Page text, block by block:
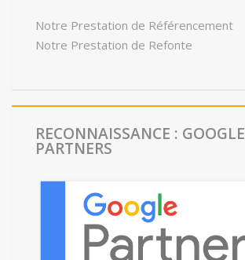
Notre Prestation de Référencement
Notre Prestation de Refonte
RECONNAISSANCE : GOOGLE
PARTNERS